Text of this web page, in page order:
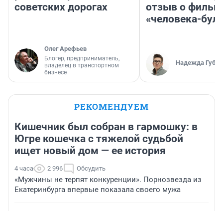
советских дорогах
Олег Арефьев
Блогер, предприниматель,
владелец в транспортном
бизнесе
отзыв о
«человека-
Надежда
РЕКОМЕНДУЕМ
Кишечник был собран в гармошку: в
Югре кошечка с тяжелой судьбой
ищет новый дом — ее история
4 часа 2 996 Обсудить
«Мужчины не терпят конкуренции». Порнозвезда из
Екатеринбурга впервые показала своего мужа